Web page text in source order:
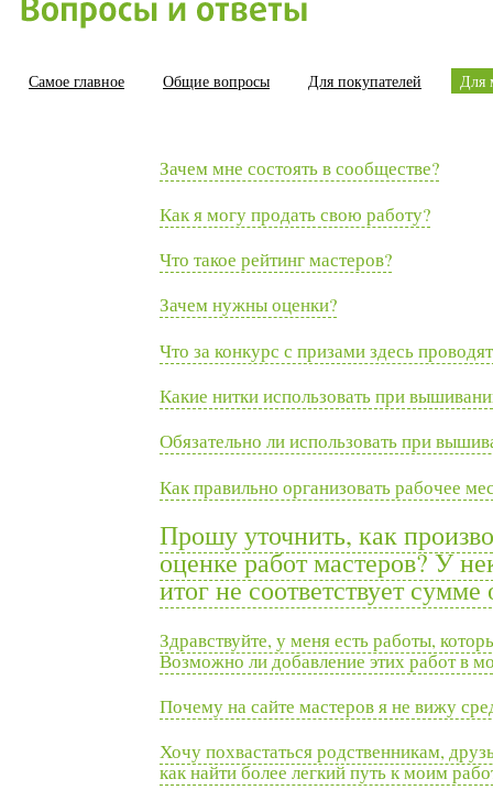
Самое главное Общие вопросы Для покупателей Для
Зачем мне состоять в сообществе?
Как я могу продать свою работу?
Что такое рейтинг мастеров?
Зачем нужны оценки?
Что за конкурс с призами здесь
Какие нитки использовать при
Обязательно ли использовать при
Как правильно организовать рабочее
Прошу уточнить, как
оценке работ мастеров? У
итог не соответствует
Здравствуйте, у меня есть работы,
Возможно ли добавление этих работ в
Почему на сайте мастеров я не вижу
Хочу похвастаться родственникам,
как найти более легкий путь к моим